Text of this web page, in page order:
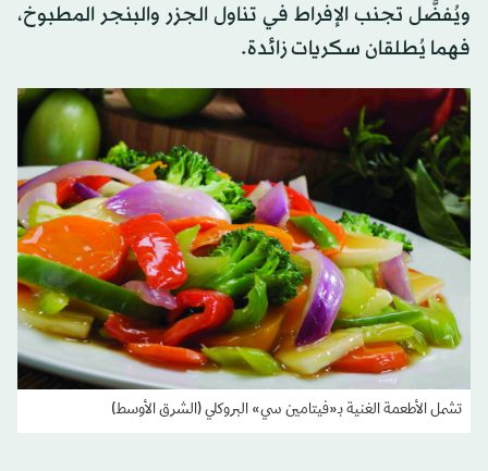
ويُفضَّل تجنب الإفراط في تناول الجزر والبنجر المطبوخ،
فهما يُطلقان سكريات زائدة.
تشمل الأطعمة الغنية بـ«فيتامين سي» البروكلي (الشرق الأوسط)